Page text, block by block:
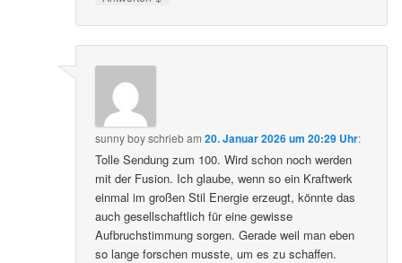
sunny boyschriebam20. Januar 2026 um 20:29 Uhr:
Tolle Sendung zum 100. Wird schon noch werden
mit der Fusion. Ich glaube, wenn so ein Kraftwerk
einmal im großen Stil Energie erzeugt, könnte das
auch gesellschaftlich für eine gewisse
Aufbruchstimmung sorgen. Gerade weil man eben
so lange forschen musste, um es zu schaffen.